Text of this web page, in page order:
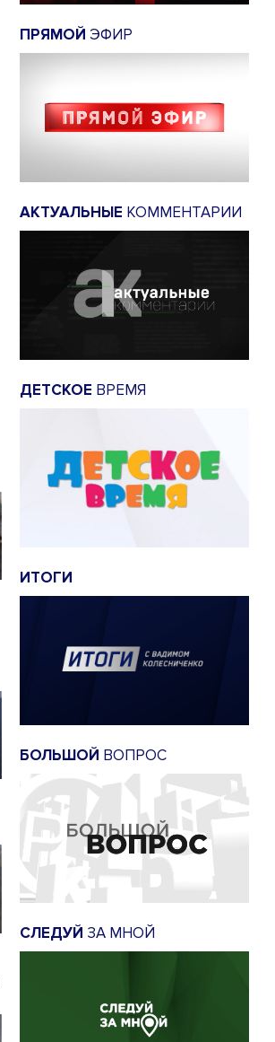
ПРЯМОЙ ЭФИР
АКТУАЛЬНЫЕ КОММЕНТАРИИ
ДЕТСКОЕ ВРЕМЯ
ИТОГИ
БОЛЬШОЙ ВОПРОС
СЛЕДУЙ ЗА МНОЙ